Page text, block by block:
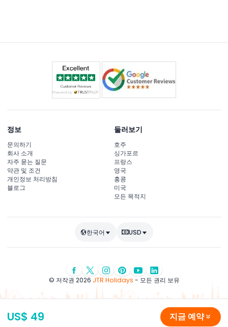
US$ 49 지금 예약
정보
문의하기
회사 소개
자주 묻는 질문
약관 및 조건
개인정보 처리방침
블로그
둘러보기
호주
싱가포르
프랑스
영국
홍콩
미국
모든 목적지
한국어 USD
© 저작권 2026 JTR Holidays - 모든 권리 보유